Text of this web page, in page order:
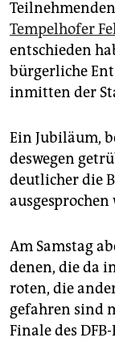
Tempelhofer
entschieden
bürgerliche
inmitten der
Ein Jubiläum,
deswegen
deutlicher die
ausgesprochen
Am Samstag
denen, die da
roten, die
gefahren sind
Finale des